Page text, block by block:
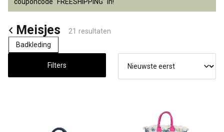
Lancelot
4
Kids
couponcode "FREESHIPPING" in!
Meisjes
21 resultaten
Badkleding
Filters